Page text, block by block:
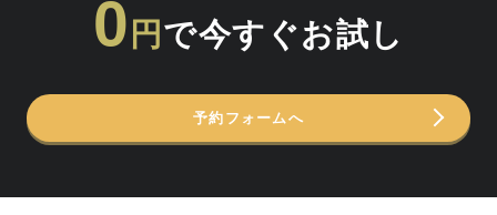
0 円 で今すぐお試し
予約フォームへ